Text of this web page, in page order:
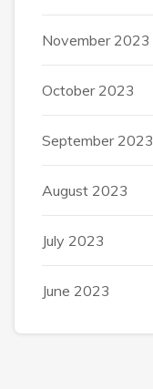
November 2023
October 2023
September 2023
August 2023
July 2023
June 2023